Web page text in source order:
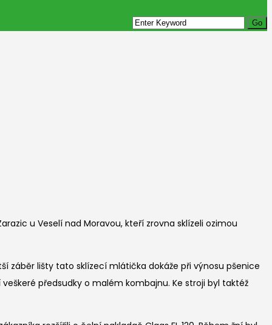
u Veselí nad Moravou, kteří zrovna sklízeli ozimou
záběr lišty tato sklízecí mlátička dokáže při výnosu pšenice
předsudky o malém kombajnu. Ke stroji byl taktéž